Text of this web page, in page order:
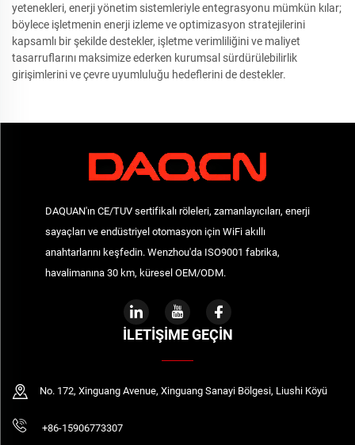
yetenekleri, enerji yönetim sistemleriyle entegrasyonu mümkün kılar;
böylece işletmenin enerji izleme ve optimizasyon stratejilerini
kapsamlı bir şekilde destekler, işletme verimliliğini ve maliyet
tasarruflarını maksimize ederken kurumsal sürdürülebilirlik
girişimlerini ve çevre uyumluluğu hedeflerini de destekler.
DAQUAN'ın CE/TUV sertifikalı röleleri, zamanlayıcıları, enerji
sayaçları ve endüstriyel otomasyon için WiFi akıllı
anahtarlarını keşfedin. Wenzhou'da ISO9001 fabrika,
havalimanına 30 km, küresel OEM/ODM.
İLETIŞIME GEÇIN
No. 172, Xinguang Avenue, Xinguang Sanayi Bölgesi, Liushi Köyü
+86-15906773307